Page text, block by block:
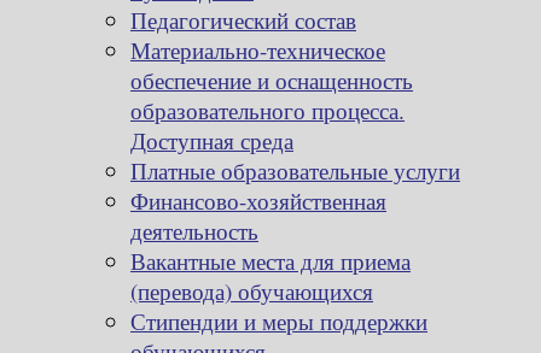
Педагогический состав
Материально-техническое
обеспечение и оснащенность
образовательного процесса.
Доступная среда
Платные образовательные услуги
Финансово-хозяйственная
деятельность
Вакантные места для приема
(перевода) обучающихся
Стипендии и меры поддержки